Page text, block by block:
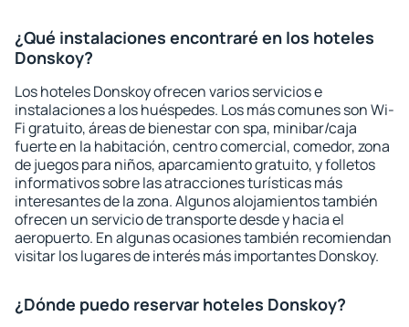
¿Qué instalaciones encontraré en los hoteles
Donskoy?
Los hoteles Donskoy ofrecen varios servicios e
instalaciones a los huéspedes. Los más comunes son Wi-
Fi gratuito, áreas de bienestar con spa, minibar/caja
fuerte en la habitación, centro comercial, comedor, zona
de juegos para niños, aparcamiento gratuito, y folletos
informativos sobre las atracciones turísticas más
interesantes de la zona. Algunos alojamientos también
ofrecen un servicio de transporte desde y hacia el
aeropuerto. En algunas ocasiones también recomiendan
visitar los lugares de interés más importantes Donskoy.
¿Dónde puedo reservar hoteles Donskoy?